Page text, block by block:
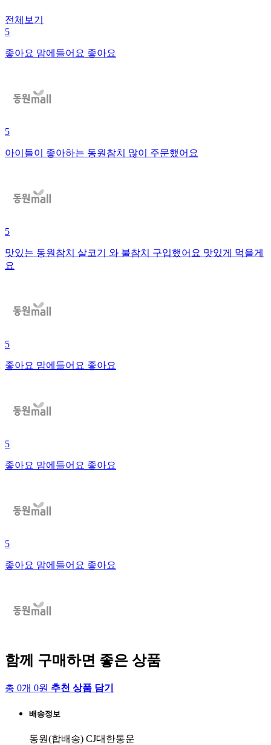
전체보기
5
좋아요 맘에들어요 좋아요
5
아이들이 좋아하는 동원참치 많이 주문했어요
5
맛있는 동원참치 살코기 와 불참치 구입했어요 맛있게 먹을게
요
5
좋아요 맘에들어요 좋아요
5
좋아요 맘에들어요 좋아요
5
좋아요 맘에들어요 좋아요
함께 구매하면 좋은 상품
총 0개 0원 추천 상품 담기
배송정보
동원(합배송) CJ대한통운